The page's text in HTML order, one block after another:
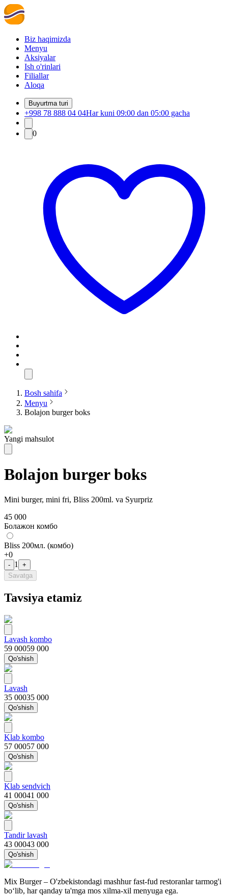
Biz haqimizda
Menyu
Aksiyalar
Ish o'rinlari
Filiallar
Aloqa
Buyurtma turi
+998 78 888 04 04Har kuni 09:00 dan 05:00 gacha
0
Bosh sahifa
Menyu
Bolajon burger boks
Yangi mahsulot
Bolajon burger boks
Mini burger, mini fri, Bliss 200ml. va Syurpriz
45 000
Болажон комбо
Bliss 200мл. (комбо)
+0
- 1
+
Savatga
Tavsiya etamiz
Lavash kombo
59 00059 000
Qo'shish
Lavash
35 00035 000
Qo'shish
Klab kombo
57 00057 000
Qo'shish
Klab sendvich
41 00041 000
Qo'shish
Tandir lavash
43 00043 000
Qo'shish
Mix Burger – O'zbekistondagi mashhur fast-fud restoranlar tarmog'i
bo‘lib, har qanday ta'mga mos xilma-xil menyuga ega.